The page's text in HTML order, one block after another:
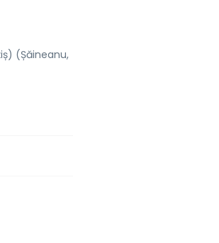
(Șăineanu,